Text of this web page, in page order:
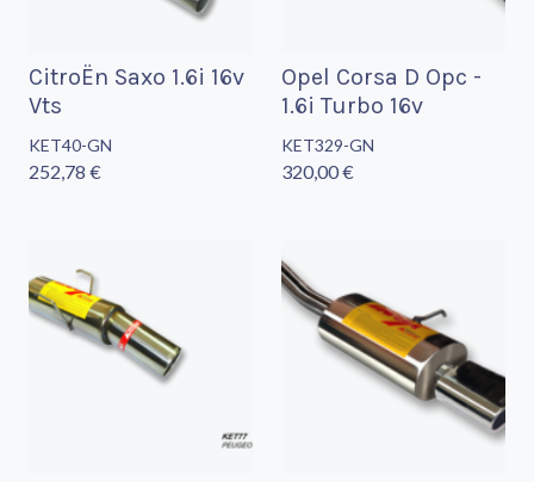
CitroËn Saxo 1.6i 16v
Vts
KET40-GN
252,78 €
Opel Corsa D Opc -
1.6i Turbo 16v
KET329-GN
320,00 €